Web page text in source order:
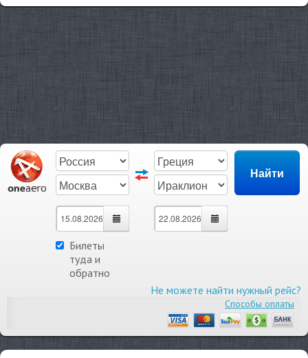
Билеты
туда и
обратно
Не можете найти нужный рейс?
Способы оплаты